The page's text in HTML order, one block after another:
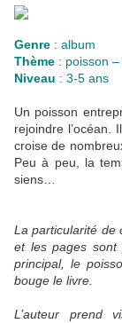
Genre : album
Thème : poisson
Niveau : 3-5 ans
Un poisson
rejoindre l’océan.
croise de
Peu à peu, la
siens…
La particularité de
et les pages sont
principal, le
bouge le livre.
L’auteur prend